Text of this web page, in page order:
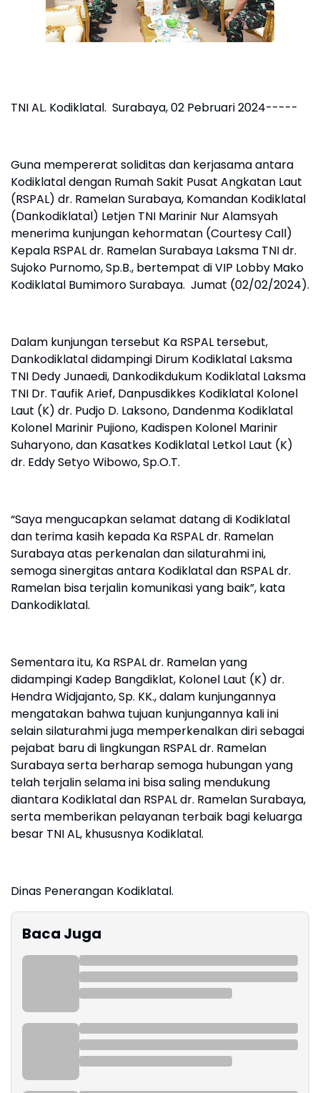
TNI AL. Kodiklatal. Surabaya, 02 Pebruari 2024-----
Guna mempererat soliditas dan kerjasama antara
Kodiklatal dengan Rumah Sakit Pusat Angkatan Laut
(RSPAL) dr. Ramelan Surabaya, Komandan Kodiklatal
(Dankodiklatal) Letjen TNI Marinir Nur Alamsyah
menerima kunjungan kehormatan (Courtesy Call)
Kepala RSPAL dr. Ramelan Surabaya Laksma TNI dr.
Sujoko Purnomo, Sp.B., bertempat di VIP Lobby Mako
Kodiklatal Bumimoro Surabaya. Jumat (02/02/2024).
Dalam kunjungan tersebut Ka RSPAL tersebut,
Dankodiklatal didampingi Dirum Kodiklatal Laksma
TNI Dedy Junaedi, Dankodikdukum Kodiklatal Laksma
TNI Dr. Taufik Arief, Danpusdikkes Kodiklatal Kolonel
Laut (K) dr. Pudjo D. Laksono, Dandenma Kodiklatal
Kolonel Marinir Pujiono, Kadispen Kolonel Marinir
Suharyono, dan Kasatkes Kodiklatal Letkol Laut (K)
dr. Eddy Setyo Wibowo, Sp.O.T.
“Saya mengucapkan selamat datang di Kodiklatal
dan terima kasih kepada Ka RSPAL dr. Ramelan
Surabaya atas perkenalan dan silaturahmi ini,
semoga sinergitas antara Kodiklatal dan RSPAL dr.
Ramelan bisa terjalin komunikasi yang baik”, kata
Dankodiklatal.
Sementara itu, Ka RSPAL dr. Ramelan yang
didampingi Kadep Bangdiklat, Kolonel Laut (K) dr.
Hendra Widjajanto, Sp. KK., dalam kunjungannya
mengatakan bahwa tujuan kunjungannya kali ini
selain silaturahmi juga memperkenalkan diri sebagai
pejabat baru di lingkungan RSPAL dr. Ramelan
Surabaya serta berharap semoga hubungan yang
telah terjalin selama ini bisa saling mendukung
diantara Kodiklatal dan RSPAL dr. Ramelan Surabaya,
serta memberikan pelayanan terbaik bagi keluarga
besar TNI AL, khususnya Kodiklatal.
Dinas Penerangan Kodiklatal.
Baca Juga